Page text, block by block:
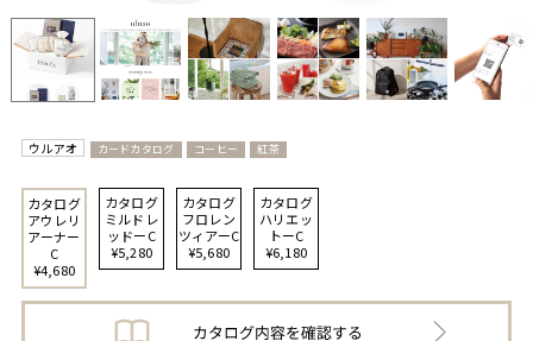
ウルアオ カードカタログ コーヒー 紅茶
カタログ
アウレリ
アーナー
C
¥4,680
カタログ
ミルドレ
ッドーC
¥5,280
カタログ
フロレン
ツィアーC
¥5,680
カタログ
ハリエッ
トーC
¥6,180